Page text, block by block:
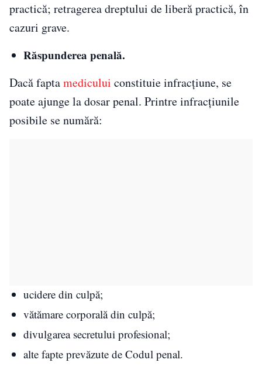
practică; retragerea dreptului de liberă practică, în
cazuri grave.
Răspunderea penală.
Dacă faptamedicului constituie infracțiune, se
poate ajunge la dosar penal. Printre infracțiunile
posibile se numără:
ucidere din culpă;
vătămare corporală din culpă;
divulgarea secretului profesional;
alte fapte prevăzute de Codul penal.